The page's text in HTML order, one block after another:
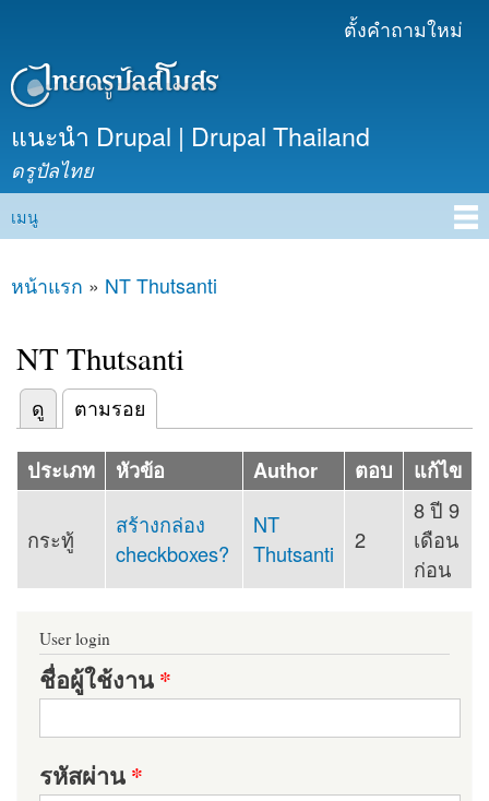
เนื้อหา
ตั้งคำถามใหม่
แนะนำ Drupal | Drupal Thailand
ดรูปัลไทย
Main menu
เมนู
คุณอยู่ที่นี่
หน้าแรก » NT Thutsanti
NT Thutsanti
Primary tabs
ดู ตามรอย
(แท็บปัจจุบัน)
ประเภท หัวข้อ Author ตอบ แก้ไข
กระทู้
สร้างกล่อง
checkboxes?
NT
Thutsanti
2
8 ปี 9
เดือน
ก่อน
User login
ชื่อผู้ใช้งาน*
รหัสผ่าน*